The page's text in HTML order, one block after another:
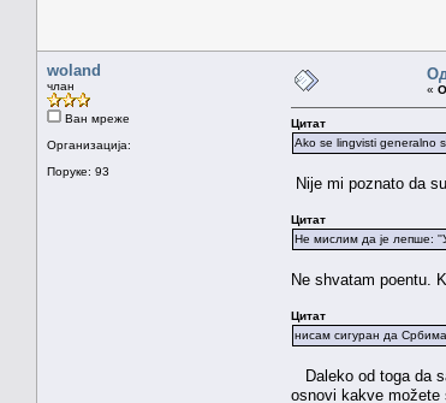
woland
члан
Ван мреже
Организација:
Поруке: 93
«
Цитат
Ako se lingvisti generalno
Nije mi poznato da
Цитат
Не мислим да је лепше:
Ne shvatam poentu.
Цитат
нисам сигуран да
Daleko od toga da
osnovi kakve možete